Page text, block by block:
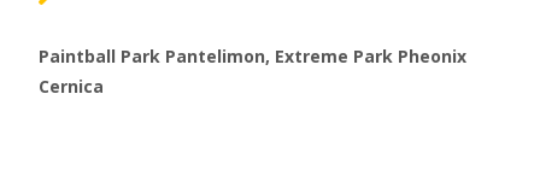
Paintball Park Pantelimon, Extreme Park Pheonix
Cernica